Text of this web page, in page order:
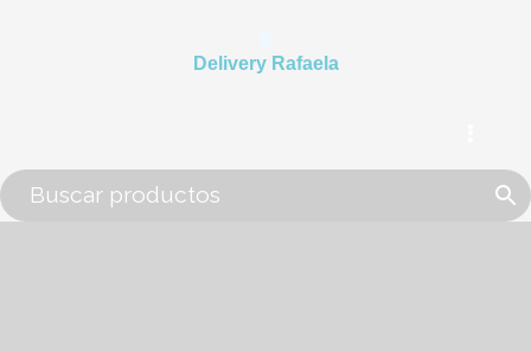
Delivery Rafaela